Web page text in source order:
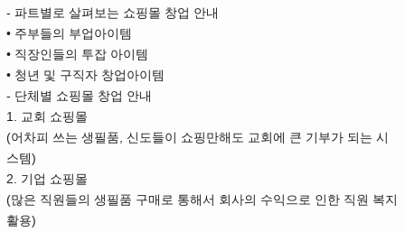
- 파트별로 살펴보는 쇼핑몰 창업 안내
• 주부들의 부업아이템
• 직장인들의 투잡 아이템
• 청년 및 구직자 창업아이템
- 단체별 쇼핑몰 창업 안내
1. 교회 쇼핑몰
(어차피 쓰는 생필품, 신도들이 쇼핑만해도 교회에 큰 기부가 되는 시
스템)
2. 기업 쇼핑몰
(많은 직원들의 생필품 구매로 통해서 회사의 수익으로 인한 직원 복지
활용)